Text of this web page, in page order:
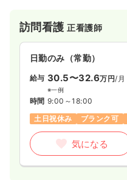
訪問看護正看護師
日勤のみ（常勤）
給与 30.5〜32.6万円/月
※一例
時間 9:00～18:00
土日祝休み
ブランク可
気になる